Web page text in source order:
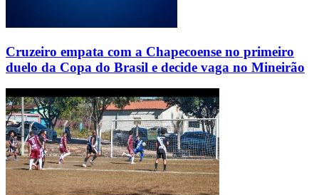
Cruzeiro empata com a Chapecoense no primeiro
duelo da Copa do Brasil e decide vaga no Mineirão